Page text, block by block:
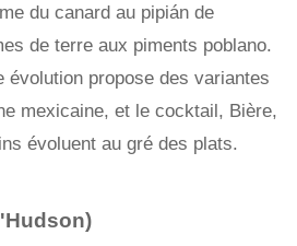
du canard au pipián de
de terre aux piments poblano.
évolution propose des variantes
mexicaine, et le cocktail, Bière,
évoluent au gré des plats.